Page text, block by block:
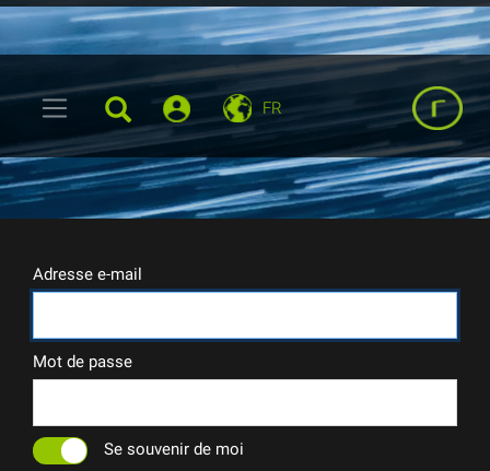
FR
Adresse e-mail
Mot de passe
Se souvenir de moi